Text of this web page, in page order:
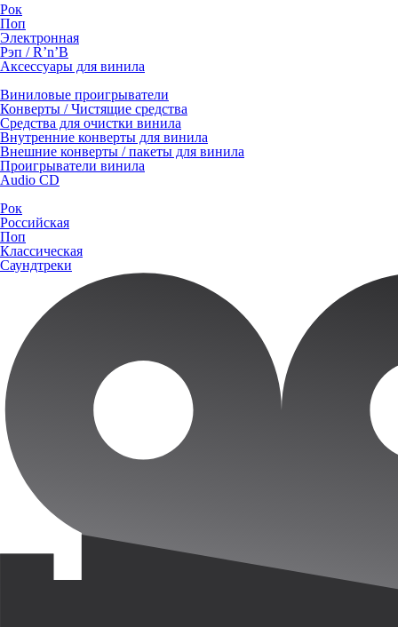
Рок
Поп
Электронная
Рэп / R’n’B
Аксессуары для винила
Виниловые проигрыватели
Конверты / Чистящие средства
Средства для очистки винила
Внутренние конверты для винила
Внешние конверты / пакеты для винила
Проигрыватели винила
Audio CD
Рок
Российская
Поп
Классическая
Саундтреки